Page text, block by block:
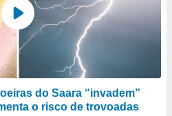
do Saara “invadem”
o risco de trovoadas